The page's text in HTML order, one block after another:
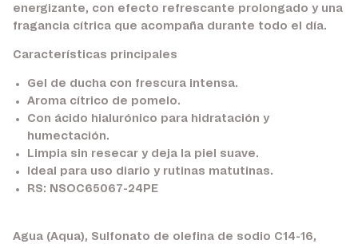
energizante, con efecto refrescante prolongado y una
fragancia cítrica que acompaña durante todo el día.
Características principales
Gel de ducha con frescura intensa.
Aroma cítrico de pomelo.
Con ácido hialurónico para hidratación y
humectación.
Limpia sin resecar y deja la piel suave.
Ideal para uso diario y rutinas matutinas.
RS: NSOC65067-24PE
Agua (Aqua), Sulfonato de olefina de sodio C14-16,